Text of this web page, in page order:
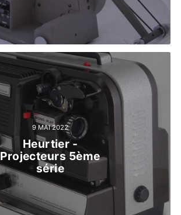
9 MAI 2022
Heurtier -
Projecteurs 5ème
série